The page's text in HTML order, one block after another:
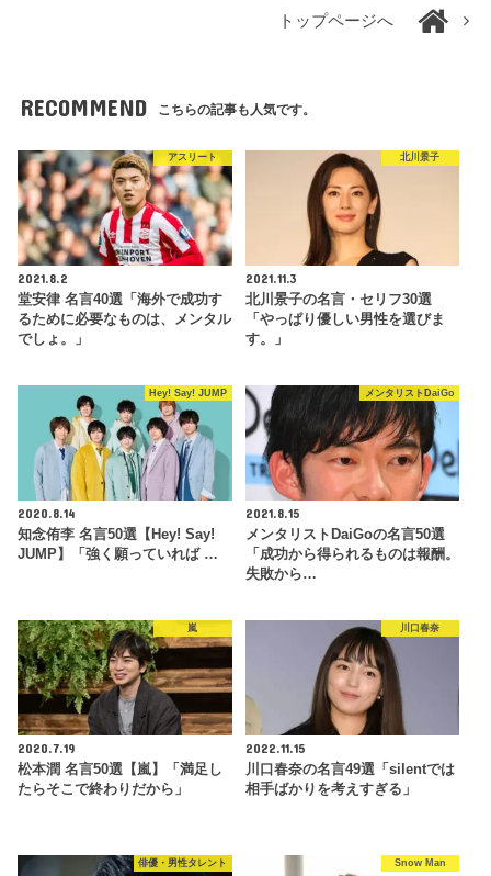
トップページへ
RECOMMEND こちらの記事も人気です。
アスリート
2021.8.2
堂安律 名言40選「海外で成功す
るために必要なものは、メンタル
でしょ。」
北川景子
2021.11.3
北川景子の名言・セリフ30選
「やっぱり優しい男性を選びま
す。」
Hey! Say! JUMP
2020.8.14
知念侑李 名言50選【Hey! Say!
JUMP】「強く願っていれば …
メンタリストDaiGo
2021.8.15
メンタリストDaiGoの名言50選
「成功から得られるものは報酬。
失敗から…
嵐
2020.7.19
松本潤 名言50選【嵐】「満足し
たらそこで終わりだから」
川口春奈
2022.11.15
川口春奈の名言49選「silentでは
相手ばかりを考えすぎる」
俳優・男性タレント Snow Man